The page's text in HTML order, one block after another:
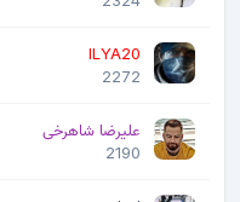
ILYA20
2272
علیرضا شاهرخی
2190